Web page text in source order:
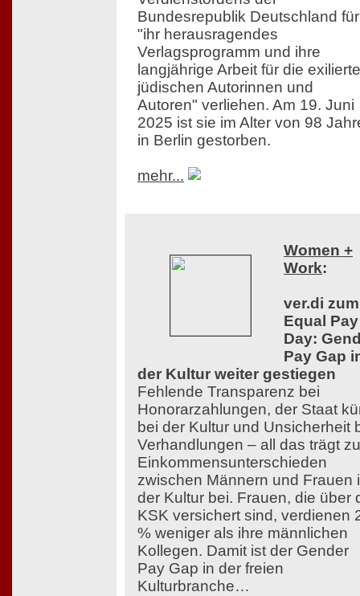
Bundesrepublik Deutschland für
"ihr herausragendes
Verlagsprogramm und ihre
langjährige Arbeit für die
jüdischen Autorinnen und
Autoren" verliehen. Am 19. Juni
2025 ist sie im Alter von 98
in Berlin gestorben.
mehr...
Women +
Work:
ver.di zum
Equal Pay
Day:
Pay Gap
der Kultur weiter gestiegen
Fehlende Transparenz bei
Honorarzahlungen, der Staat
bei der Kultur und Unsicherheit
Verhandlungen – all das trägt zu
Einkommensunterschieden
zwischen Männern und Frauen
der Kultur bei. Frauen, die über
KSK versichert sind, verdienen
% weniger als ihre männlichen
Kollegen. Damit ist der Gender
Pay Gap in der freien
Kulturbranche…